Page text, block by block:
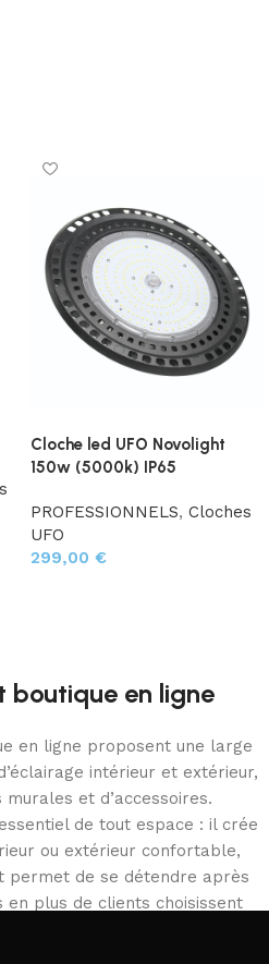
Cloche led UFO Novolight
150w (5000k) IP65
PROFESSIONNELS, Cloches
UFO
299,00 €
boutique en ligne
en ligne proposent une large
intérieur et extérieur,
et d’accessoires.
de tout espace : il crée
ou extérieur confortable,
permet de se détendre après
en plus de clients choisissent